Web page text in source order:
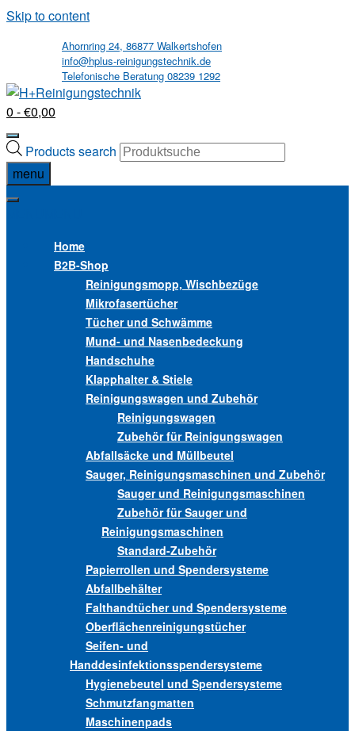
Skip to content
Ahornring 24, 86877 Walkertshofen
info@hplus-reinigungstechnik.de
Telefonische Beratung 08239 1292
0 - €0,00
Products search
menu
Home
B2B-Shop
Reinigungsmopp, Wischbezüge
Mikrofasertücher
Tücher und Schwämme
Mund- und Nasenbedeckung
Handschuhe
Klapphalter & Stiele
Reinigungswagen und Zubehör
Reinigungswagen
Zubehör für Reinigungswagen
Abfallsäcke und Müllbeutel
Sauger, Reinigungsmaschinen und Zubehör
Sauger und Reinigungsmaschinen
Zubehör für Sauger und
Reinigungsmaschinen
Standard-Zubehör
Papierrollen und Spendersysteme
Abfallbehälter
Falthandtücher und Spendersysteme
Oberflächenreinigungstücher
Seifen- und
Handdesinfektionsspendersysteme
Hygienebeutel und Spendersysteme
Schmutzfangmatten
Maschinenpads